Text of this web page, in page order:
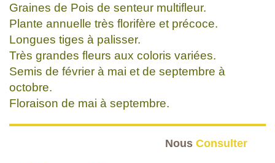
Graines de Pois de senteur multifleur.
Plante annuelle très florifère et précoce.
Longues tiges à palisser.
Très grandes fleurs aux coloris variées.
Semis de février à mai et de septembre à
octobre.
Floraison de mai à septembre.
Nous Consulter